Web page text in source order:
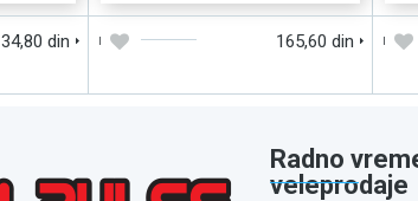
34,80 din 165,60 din
Radno
veleprodaje